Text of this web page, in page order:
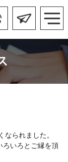
られました。
ろいろとご縁を頂